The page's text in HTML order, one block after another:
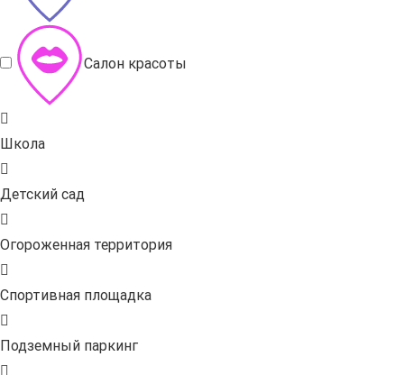
Салон красоты
Школа
Детский сад
Огороженная территория
Спортивная площадка
Подземный паркинг